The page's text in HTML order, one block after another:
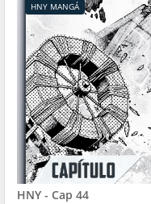
HNY MANGÁ
HNY - Cap 44